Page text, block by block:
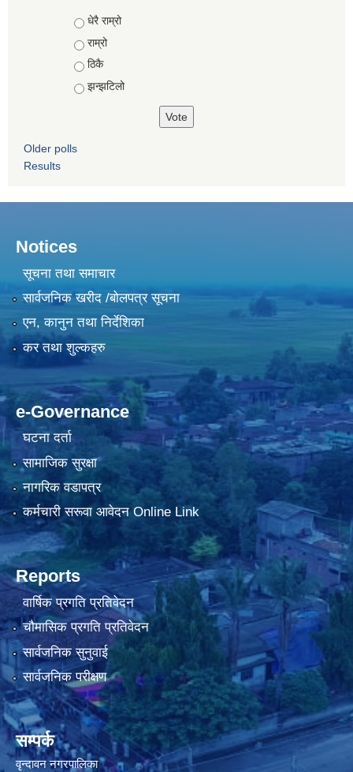
Choices
धेरै राम्रो
राम्रो
ठिकै
झन्झटिलो
Older polls
Results
Notices
सूचना तथा समाचार
सार्वजनिक खरीद /बोलपत्र सूचना
एन, कानुन तथा निर्देशिका
कर तथा शुल्कहरु
e-Governance
घटना दर्ता
सामाजिक सुरक्षा
नागरिक वडापत्र
कर्मचारी सरूवा आवेदन Online Link
Reports
वार्षिक प्रगति प्रतिवेदन
चौमासिक प्रगति प्रतिवेदन
सार्वजनिक सुनुवाई
सार्वजनिक परीक्षण
सम्पर्क
वृन्दावन नगरपालिका